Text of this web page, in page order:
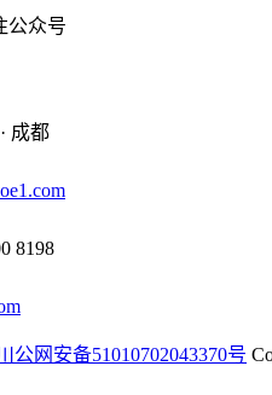
公众号
成都
8198
公网安备51010702043370号